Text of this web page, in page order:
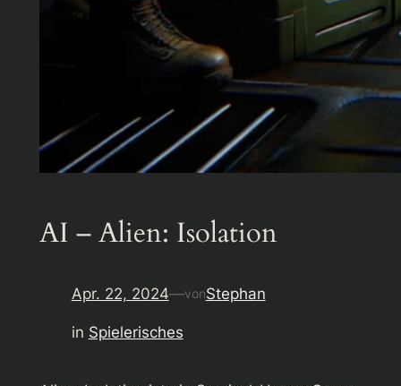
AI – Alien: Isolation
Apr. 22, 2024—vonStephan
in Spielerisches